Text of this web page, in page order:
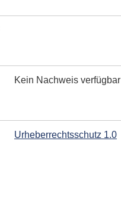
Kein Nachweis verfügbar
Urheberrechtsschutz 1.0